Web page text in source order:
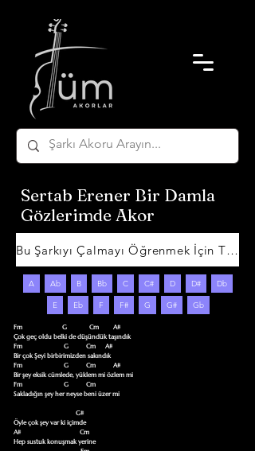
Sertab Erener Bir Damla
Gözlerimde Akor
Bu Şarkıyı Çalmayı Öğrenmek İçin Tıklayın
A Ab B Bb C C# D D# Db
E Eb F F# G G# Gb
Fm                         G              Cm         A#
Çok geç oldu belki de düşündük taşındık
Fm                          G           Cm      A#
Bir çok Şeyi birbirimizden sakındık
Fm                          G           Cm           A#
Bir şey eksik cümlede, yüklem mi özlem mi
Fm                          G           Cm
Sakladığın şey her neyse beni üzer mi
Öyle çok şey var ki içimde
A#                                     Cm
Hep sustuk konuşmak yerine